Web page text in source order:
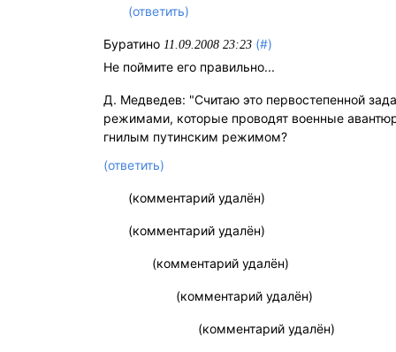
(ответить)
Буратино 11.09.2008 23:23 (#)
Не поймите его правильно...
Д. Медведев: "Считаю это первостепенной
режимами, которые проводят военные
гнилым путинским режимом?
(ответить)
(комментарий удалён)
(комментарий удалён)
(комментарий удалён)
(комментарий удалён)
(комментарий удалён)